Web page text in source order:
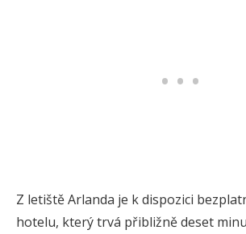
Z letiště Arlanda je k dispozici
hotelu, který trvá přibližně deset